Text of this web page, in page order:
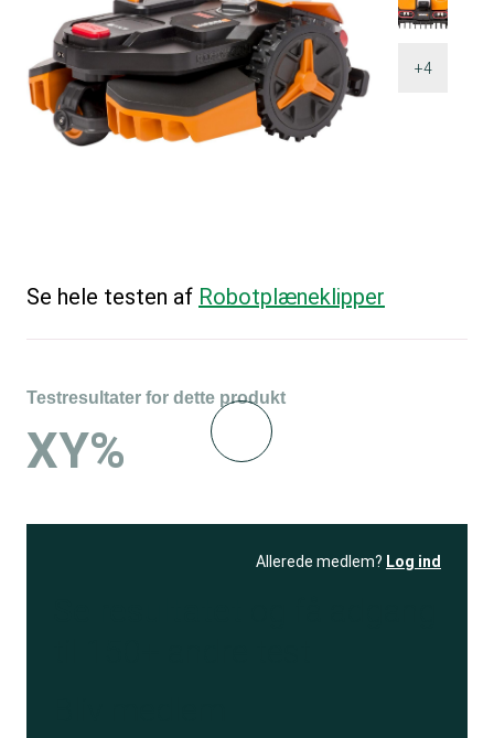
+4
Se hele testen af Robotplæneklipper
Testresultater for dette produkt
XY%
Allerede medlem? Log ind